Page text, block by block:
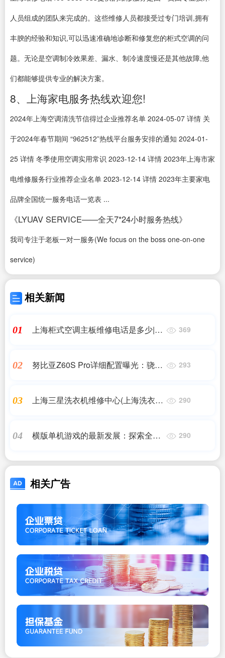
人员组成的团队来完成的。这些维修人员都接受过专门培训,拥有
丰腴的经验和知识,可以迅速准确地诊断和修复您的柜式空调的问
题。无论是空调制冷效果差、漏水、制冷速度慢还是其他故障,他
们都能够提供专业的解决方案。
8、上海家电服务热线欢迎您!
2024年上海空调清洗节信得过企业推荐名单 2024-05-07 详情 关
于2024年春节期间 “962512”热线平台服务安排的通知 2024-01-
25 详情 冬季使用空调实用常识 2023-12-14 详情 2023年上海市家
电维修服务行业推荐企业名单 2023-12-14 详情 2023年主要家电
品牌全国统一服务电话一览表 ...
《LYUAV SERVICE——全天7*24小时服务热线》
我司专注于老板一对一服务(We focus on the boss one-on-one
service)
相关新闻
01
上海柜式空调主板维修电话是多少|柜
务
369
02
努比亚Z60S Pro详细配置曝光：骁龙
293
03
上海三星洗衣机维修中心(上海洗衣机
290
04
横版单机游戏的最新发展：探索全新
290
相关广告